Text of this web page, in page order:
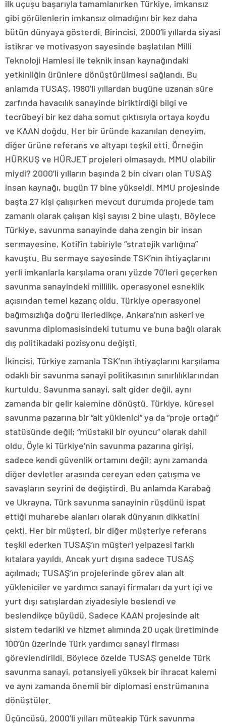
ilk uçuşu başarıyla tamamlanırken Türkiye, imkansız
gibi görülenlerin imkansız olmadığını bir kez daha
bütün dünyaya gösterdi. Birincisi, 2000’li yıllarda siyasi
istikrar ve motivasyon sayesinde başlatılan Milli
Teknoloji Hamlesi ile teknik insan kaynağındaki
yetkinliğin ürünlere dönüştürülmesi sağlandı. Bu
anlamda TUSAŞ, 1980’li yıllardan bugüne uzanan süre
zarfında havacılık sanayinde biriktirdiği bilgi ve
tecrübeyi bir kez daha somut çıktısıyla ortaya koydu
ve KAAN doğdu. Her bir üründe kazanılan deneyim,
diğer ürüne referans ve altyapı teşkil etti. Örneğin
HÜRKUŞ ve HÜRJET projeleri olmasaydı, MMU olabilir
miydi? 2000’li yılların başında 2 bin civarı olan TUSAŞ
insan kaynağı, bugün 17 bine yükseldi. MMU projesinde
başta 27 kişi çalışırken mevcut durumda projede tam
zamanlı olarak çalışan kişi sayısı 2 bine ulaştı. Böylece
Türkiye, savunma sanayinde daha zengin bir insan
sermayesine, Kotil’in tabiriyle “stratejik varlığına”
kavuştu. Bu sermaye sayesinde TSK’nın ihtiyaçlarını
yerli imkanlarla karşılama oranı yüzde 70’leri geçerken
savunma sanayindeki millilik, operasyonel esneklik
açısından temel kazanç oldu. Türkiye operasyonel
bağımsızlığa doğru ilerledikçe, Ankara’nın askeri ve
savunma diplomasisindeki tutumu ve buna bağlı olarak
dış politikadaki pozisyonu değişti.
İkincisi, Türkiye zamanla TSK’nın ihtiyaçlarını karşılama
odaklı bir savunma sanayi politikasının sınırlılıklarından
kurtuldu. Savunma sanayi, salt gider değil, aynı
zamanda bir gelir kalemine dönüştü. Türkiye, küresel
savunma pazarına bir “alt yüklenici” ya da “proje ortağı”
statüsünde değil; “müstakil bir oyuncu” olarak dahil
oldu. Öyle ki Türkiye’nin savunma pazarına girişi,
sadece kendi güvenlik ortamını değil; aynı zamanda
diğer devletler arasında cereyan eden çatışma ve
savaşların seyrini de değiştirdi. Bu anlamda Karabağ
ve Ukrayna, Türk savunma sanayinin rüşdünü ispat
ettiği muharebe alanları olarak dünyanın dikkatini
çekti. Her bir müşteri, bir diğer müşteriye referans
teşkil ederken TUSAŞ’ın müşteri yelpazesi farklı
kıtalara yayıldı. Ancak yurt dışına sadece TUSAŞ
açılmadı; TUSAŞ’ın projelerinde görev alan alt
yükleniciler ve yardımcı sanayi firmaları da yurt içi ve
yurt dışı satışlardan ziyadesiyle beslendi ve
beslendikçe büyüdü. Sadece KAAN projesinde alt
sistem tedariki ve hizmet alımında 20 uçak üretiminde
100’ün üzerinde Türk yardımcı sanayi firması
görevlendirildi. Böylece özelde TUSAŞ genelde Türk
savunma sanayi, potansiyeli yüksek bir ihracat kalemi
ve aynı zamanda önemli bir diplomasi enstrümanına
dönüştüler.
Üçüncüsü, 2000’li yılları müteakip Türk savunma